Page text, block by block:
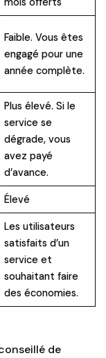
Faible. Vous êtes
engagé pour une
année complète.
Plus élevé. Si le
service se
dégrade, vous
avez payé
d’avance.
Élevé
Les utilisateurs
satisfaits d’un
service et
souhaitant faire
des économies.
de